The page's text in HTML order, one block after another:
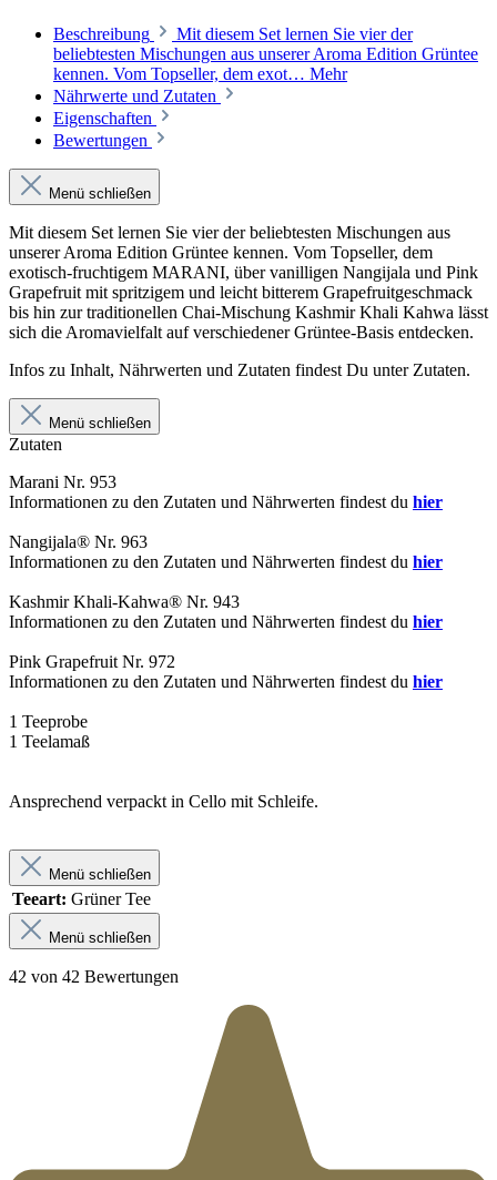
Beschreibung
Mit diesem Set lernen Sie vier der
beliebtesten Mischungen aus unserer Aroma Edition Grüntee
kennen. Vom Topseller, dem exot… Mehr
Nährwerte und Zutaten
Eigenschaften
Bewertungen
Menü schließen
Mit diesem Set lernen Sie vier der beliebtesten Mischungen aus
unserer Aroma Edition Grüntee kennen. Vom Topseller, dem
exotisch-fruchtigem MARANI, über vanilligen Nangijala und Pink
Grapefruit mit spritzigem und leicht bitterem Grapefruitgeschmack
bis hin zur traditionellen Chai-Mischung Kashmir Khali Kahwa lässt
sich die Aromavielfalt auf verschiedener Grüntee-Basis entdecken.
Infos zu Inhalt, Nährwerten und Zutaten findest Du unter Zutaten.
Menü schließen
Zutaten
Marani Nr. 953
Informationen zu den Zutaten und Nährwerten findest du hier
Nangijala® Nr. 963
Informationen zu den Zutaten und Nährwerten findest du hier
Kashmir Khali-Kahwa® Nr. 943
Informationen zu den Zutaten und Nährwerten findest du hier
Pink Grapefruit Nr. 972
Informationen zu den Zutaten und Nährwerten findest du hier
1 Teeprobe
1 Teelamaß
Ansprechend verpackt in Cello mit Schleife.
Menü schließen
Teeart: Grüner Tee
Menü schließen
42 von 42 Bewertungen